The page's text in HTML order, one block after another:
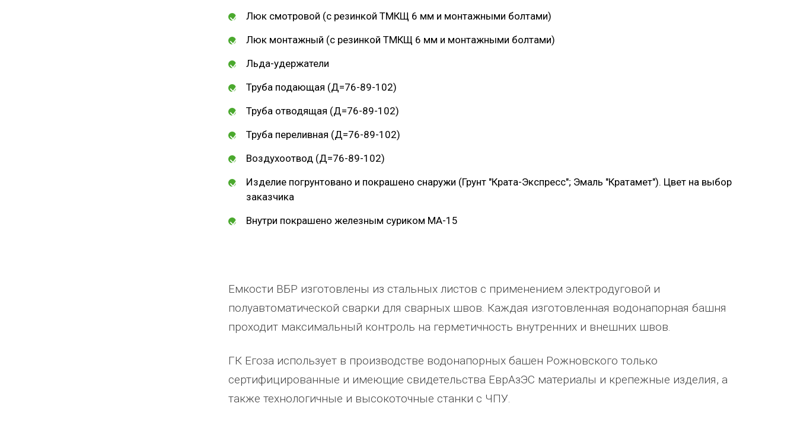
Люк смотровой (с резинкой ТМКЩ 6 мм и монтажными болтами)
Люк монтажный (с резинкой ТМКЩ 6 мм и монтажными болтами)
Льда-удержатели
Труба подающая (Д=76-89-102)
Труба отводящая (Д=76-89-102)
Труба переливная (Д=76-89-102)
Воздухоотвод (Д=76-89-102)
Изделие погрунтовано и покрашено снаружи (Грунт "Крата-Экспресс"; Эмаль "Кратамет"). Цвет на выбор
заказчика
Внутри покрашено железным суриком МА-15
Емкости ВБР изготовлены из стальных листов с применением электродуговой и
полуавтоматической сварки для сварных швов. Каждая изготовленная водонапорная башня
проходит максимальный контроль на герметичность внутренних и внешних швов.
ГК Егоза использует в производстве водонапорных башен Рожновского только
сертифицированные и имеющие свидетельства ЕврАзЭС материалы и крепежные изделия, а
также технологичные и высокоточные станки с ЧПУ.